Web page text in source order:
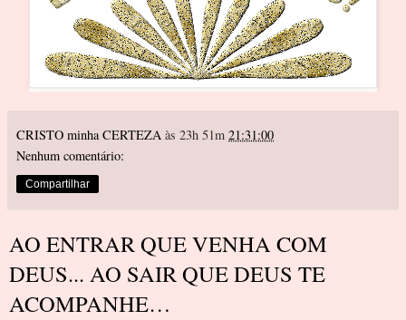
CRISTO minha CERTEZA às 23h 51m 21:31:00
Nenhum comentário:
Compartilhar
AO ENTRAR QUE VENHA COM
DEUS... AO SAIR QUE DEUS TE
ACOMPANHE…